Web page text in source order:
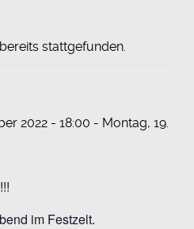
stattgefunden.
2022 - 18:00 - Montag, 19.
im Festzelt.